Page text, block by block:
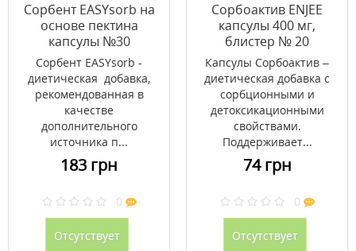
Сорбент EASYsorb на
основе пектина
капсулы №30
Сорбент EASYsorb -
диетическая добавка,
рекомендованная в
качестве
дополнительного
источника п...
183 грн
0
Отсутствует
Сорбоактив ENJEE
капсулы 400 мг,
блистер № 20
Капсулы Сорбоактив –
диетическая добавка с
сорбционными и
детоксикационными
свойствами.
Поддерживает...
74 грн
0
Отсутствует